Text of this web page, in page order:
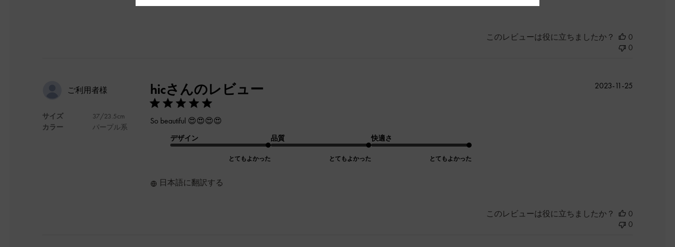
このレビューは役に立ちましたか？
0
0
ご利用者様
サイズ
カラー
37/23.5cm
パープル系
hicさんのレビュー
So beautiful 😍😍😍😍
デザイン
とてもよかった
品質
とてもよかった
快適さ
とてもよかった
日本語に翻訳する
公
2023-11-25
このレビューは役に立ちましたか？
0
0